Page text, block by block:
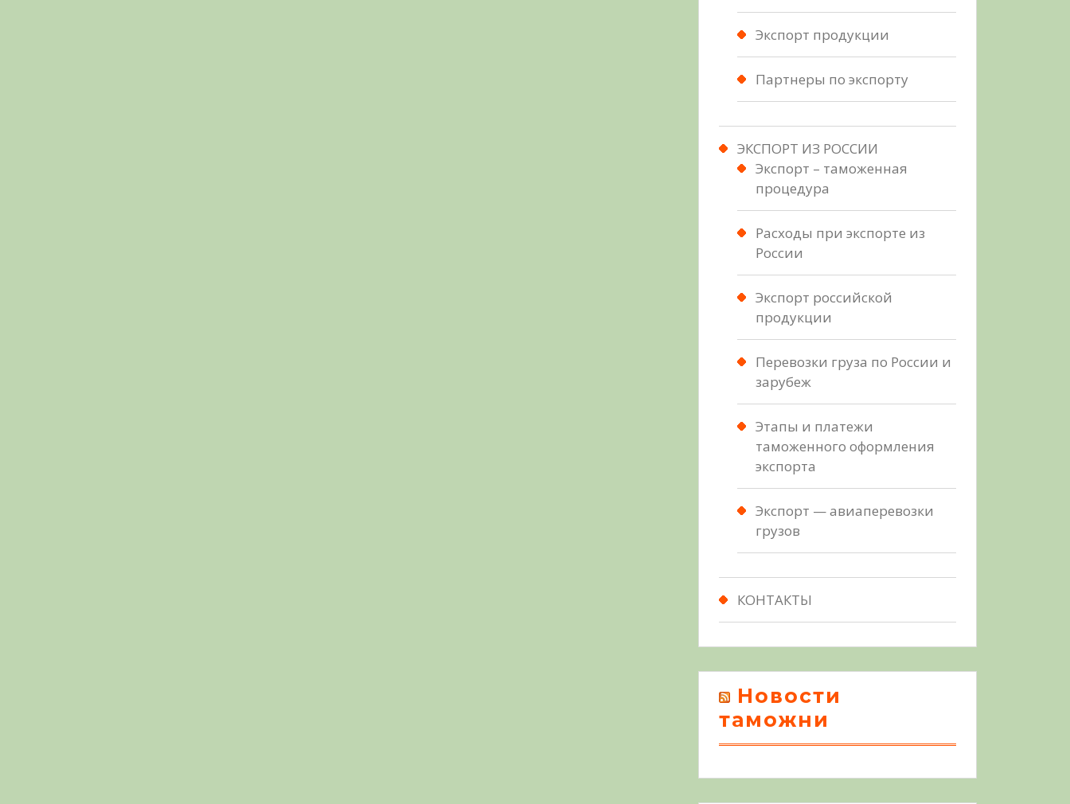
Экспорт продукции
Партнеры по экспорту
ЭКСПОРТ ИЗ РОССИИ
Экспорт – таможенная
процедура
Расходы при экспорте из
России
Экспорт российской
продукции
Перевозки груза по России и
зарубеж
Этапы и платежи
таможенного оформления
экспорта
Экспорт — авиаперевозки
грузов
КОНТАКТЫ
Новости
таможни